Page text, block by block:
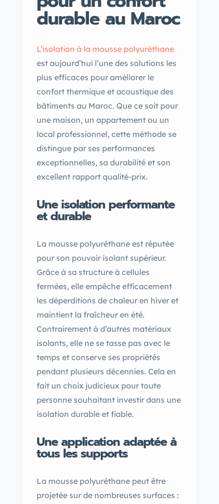
durable au Maroc
L’isolation à la mousse polyuréthane
est aujourd’hui l’une des solutions les
plus efficaces pour améliorer le
confort thermique et acoustique des
bâtiments au Maroc. Que ce soit pour
une maison, un appartement ou un
local professionnel, cette méthode se
distingue par ses performances
exceptionnelles, sa durabilité et son
excellent rapport qualité-prix.
Une isolation performante
et durable
La mousse polyuréthane est réputée
pour son pouvoir isolant supérieur.
Grâce à sa structure à cellules
fermées, elle empêche efficacement
les déperditions de chaleur en hiver et
maintient la fraîcheur en été.
Contrairement à d’autres matériaux
isolants, elle ne se tasse pas avec le
temps et conserve ses propriétés
pendant plusieurs décennies. Cela en
fait un choix judicieux pour toute
personne souhaitant investir dans une
isolation durable et fiable.
Une application adaptée à
tous les supports
La mousse polyuréthane peut être
projetée sur de nombreuses surfaces :